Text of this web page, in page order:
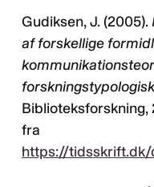
Gudiksen, J. (2005).
af forskellige
Biblioteksforskning,
fra
https://tidsskrift.dk/